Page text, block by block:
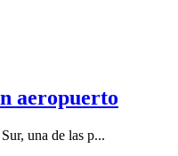
aeropuerto
una de las p...